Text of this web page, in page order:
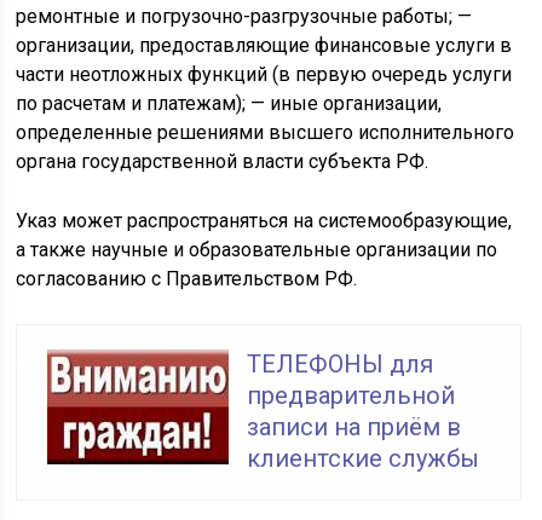
ремонтные и погрузочно-разгрузочные работы; —
организации, предоставляющие финансовые услуги в
части неотложных функций (в первую очередь услуги
по расчетам и платежам); — иные организации,
определенные решениями высшего исполнительного
органа государственной власти субъекта РФ.
Указ может распространяться на системообразующие,
а также научные и образовательные организации по
согласованию с Правительством РФ.
ТЕЛЕФОНЫ для
предварительной
записи на приём в
клиентские службы